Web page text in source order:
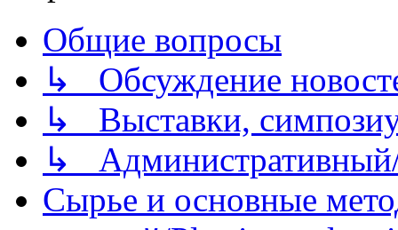
Общие вопросы
↳ Обсуждение
↳ Выставки,
↳
Сырье и основные